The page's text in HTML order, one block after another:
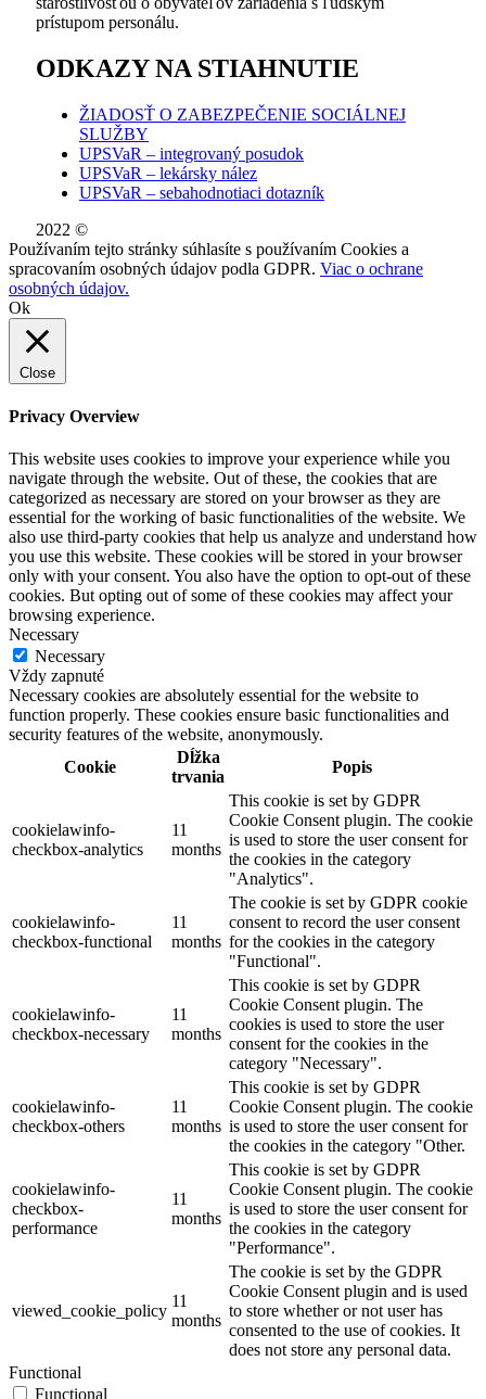
prístupom personálu.
ODKAZY NA STIAHNUTIE
ŽIADOSŤ O ZABEZPEČENIE SOCIÁLNEJ
SLUŽBY
UPSVaR – integrovaný posudok
UPSVaR – lekársky nález
UPSVaR – sebahodnotiaci dotazník
2022 ©
Používaním tejto stránky súhlasíte s používaním Cookies a
spracovaním osobných údajov podla GDPR. Viac o ochrane
osobných údajov.
Ok
Close
Privacy Overview
This website uses cookies to improve your experience while you
navigate through the website. Out of these, the cookies that are
categorized as necessary are stored on your browser as they are
essential for the working of basic functionalities of the website. We
also use third-party cookies that help us analyze and understand how
you use this website. These cookies will be stored in your browser
only with your consent. You also have the option to opt-out of these
cookies. But opting out of some of these cookies may affect your
browsing experience.
Necessary
Necessary
Vždy zapnuté
Necessary cookies are absolutely essential for the website to
function properly. These cookies ensure basic functionalities and
security features of the website, anonymously.
Cookie
Dĺžka
trvania
Popis
cookielawinfo-
checkbox-analytics
11
months
This cookie is set by GDPR
Cookie Consent plugin. The cookie
is used to store the user consent for
the cookies in the category
"Analytics".
cookielawinfo-
checkbox-functional
11
months
The cookie is set by GDPR cookie
consent to record the user consent
for the cookies in the category
"Functional".
cookielawinfo-
checkbox-necessary
11
months
This cookie is set by GDPR
Cookie Consent plugin. The
cookies is used to store the user
consent for the cookies in the
category "Necessary".
cookielawinfo-
checkbox-others
11
months
This cookie is set by GDPR
Cookie Consent plugin. The cookie
is used to store the user consent for
the cookies in the category "Other.
cookielawinfo-
checkbox-
performance
11
months
This cookie is set by GDPR
Cookie Consent plugin. The cookie
is used to store the user consent for
the cookies in the category
"Performance".
viewed_cookie_policy
11
months
The cookie is set by the GDPR
Cookie Consent plugin and is used
to store whether or not user has
consented to the use of cookies. It
does not store any personal data.
Functional
Functional